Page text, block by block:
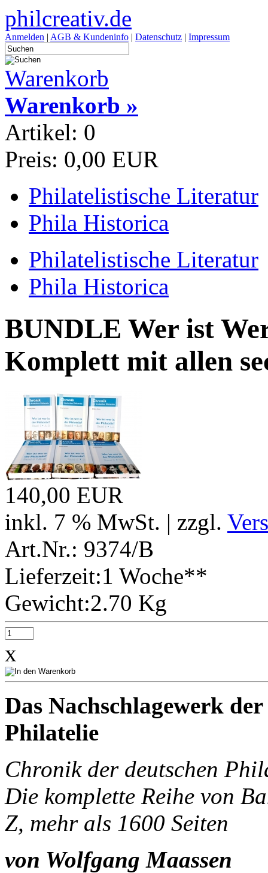
philcreativ.de
Anmelden | AGB & Kundeninfo | Datenschutz | Impressum
Warenkorb
Warenkorb »
Artikel: 0
Preis: 0,00 EUR
Philatelistische Literatur
Phila Historica
Philatelistische Literatur
Phila Historica
BUNDLE Wer ist
Komplett mit allen
140,00 EUR
inkl. 7 % MwSt. | zzgl.
Art.Nr.: 9374/B
Lieferzeit:1 Woche**
Gewicht:2.70 Kg
x
Das Nachschlagewerk
Philatelie
Chronik der deutschen
Die komplette Reihe von
Z, mehr als 1600 Seiten
von Wolfgang Maassen